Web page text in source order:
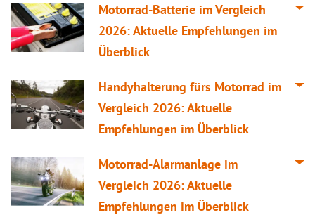
Motorrad-Batterie imVergleich
2026: Aktuelle Empfehlungen im
Überblick
Handyhalterung fürs Motorrad im
Vergleich 2026: Aktuelle
Empfehlungen im Überblick
Motorrad-Alarmanlage im
Vergleich 2026: Aktuelle
Empfehlungen im Überblick